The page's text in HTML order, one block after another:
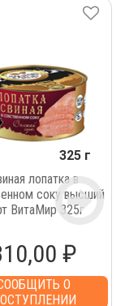
325 г
лопатка в
соку высший
ВитаМир 325г
₽
О